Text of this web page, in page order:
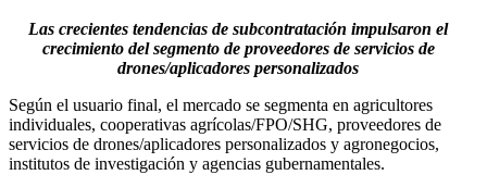
Las crecientes tendencias de subcontratación impulsaron el
crecimiento del segmento de proveedores de servicios de
drones/aplicadores personalizados
Según el usuario final, el mercado se segmenta en agricultores
individuales, cooperativas agrícolas/FPO/SHG, proveedores de
servicios de drones/aplicadores personalizados y agronegocios,
institutos de investigación y agencias gubernamentales.